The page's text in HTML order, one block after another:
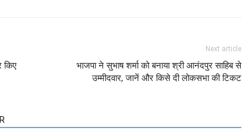
किए
Next article
भाजपा ने सुभाष शर्मा को बनाया श्री आनंदपुर साहिब से
उम्मीदवार, जानें और किसे दी लोकसभा की टिकट